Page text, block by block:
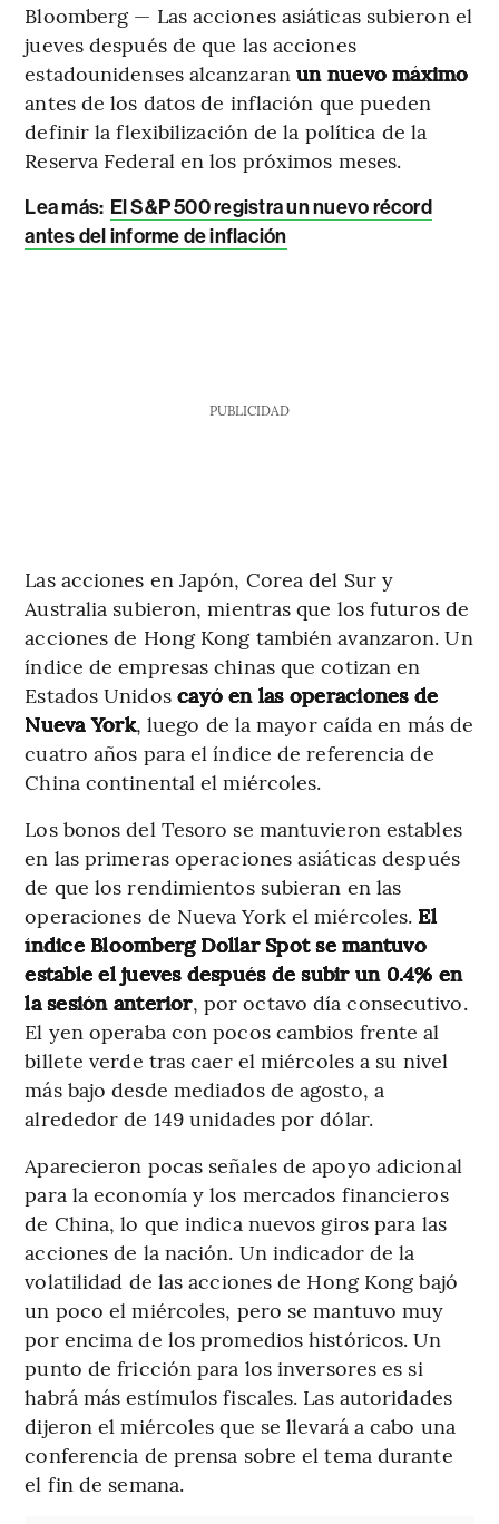
Bloomberg — Las acciones asiáticas subieron el
jueves después de que las acciones
estadounidenses alcanzaranun nuevo máximo
antes de los datos de inflación que pueden
definir la flexibilización de la política de la
Reserva Federal en los próximos meses.
Lea más: El S&P 500 registra un nuevo récord
antes del informe de inflación
PUBLICIDAD
Las acciones en Japón, Corea del Sur y
Australia subieron, mientras que los futuros de
acciones de Hong Kong también avanzaron. Un
índice de empresas chinas que cotizan en
Estados Unidoscayó en las operaciones de
Nueva York, luego de la mayor caída en más de
cuatro años para el índice de referencia de
China continental el miércoles.
Los bonos del Tesoro se mantuvieron estables
en las primeras operaciones asiáticas después
de que los rendimientos subieran en las
operaciones de Nueva York el miércoles. El
índice Bloomberg Dollar Spot se mantuvo
estable el jueves después de subir un 0.4% en
la sesión anterior, por octavo día consecutivo.
El yen operaba con pocos cambios frente al
billete verde tras caer el miércoles a su nivel
más bajo desde mediados de agosto, a
alrededor de 149 unidades por dólar.
Aparecieron pocas señales de apoyo adicional
para la economía y los mercados financieros
de China, lo que indica nuevos giros para las
acciones de la nación. Un indicador de la
volatilidad de las acciones de Hong Kong bajó
un poco el miércoles, pero se mantuvo muy
por encima de los promedios históricos. Un
punto de fricción para los inversores es si
habrá más estímulos fiscales. Las autoridades
dijeron el miércoles que se llevará a cabo una
conferencia de prensa sobre el tema durante
el fin de semana.